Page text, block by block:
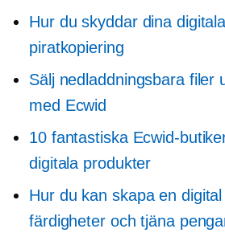
Hur du skyddar dina
piratkopiering
Sälj nedladdningsbara filer
med Ecwid
10 fantastiska Ecwid-
digitala produkter
Hur du kan skapa en
färdigheter och tjäna